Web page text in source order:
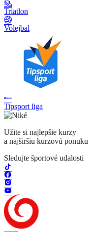
Triatlon
Volejbal
Tipsport liga
Užite si najlepšie kurzy
a najširšiu kurzovú ponuku
Sledujte športové udalosti